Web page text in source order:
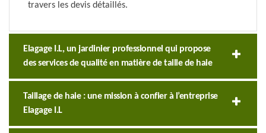
travers les devis détaillés.
Elagage I.L, un jardinier professionnel qui propose
des services de qualité en matière de taille de haie
Taillage de haie : une mission à confier à l’entreprise
Elagage I.L